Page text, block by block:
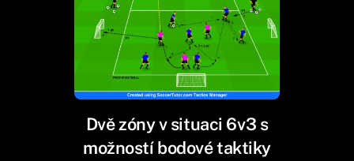
Dvě zóny v situaci 6v3 s
možností bodové taktiky